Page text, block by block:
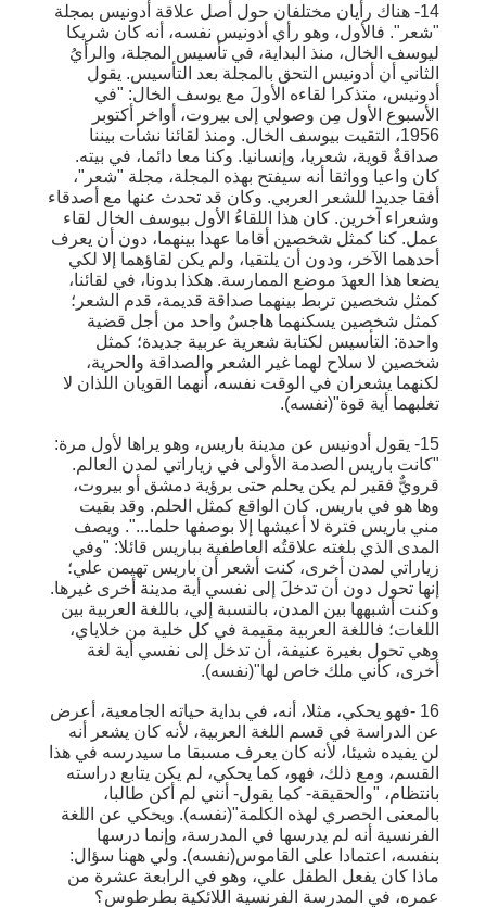
14- هناك رأيان مختلفان حول أصل علاقة أدونيس بمجلة
"شعر". فالأول، وهو رأي أدونيس نفسه، أنه كان شريكا
ليوسف الخال، منذ البداية، في تأسيس المجلة، والرأيُ
الثاني أن أدونيس التحق بالمجلة بعد التأسيس. يقول
أدونيس، متذكرا لقاءه الأولَ مع يوسف الخال: "في
الأسبوع الأول مِن وصولي إلى بيروت، أواخر أكتوبر
1956، التقيت بيوسف الخال. ومنذ لقائنا نشأت بيننا
صداقةٌ قوية، شعريا، وإنسانيا. وكنا معا دائما، في بيته.
كان واعيا وواثقا أنه سيفتح بهذه المجلة، مجلة "شعر"،
أفقا جديدا للشعر العربي. وكان قد تحدث عنها مع أصدقاء
وشعراء آخرين. كان هذا اللقاءُ الأول بيوسف الخال لقاء
عمل. كنا كمثل شخصين أقاما عهدا بينهما، دون أن يعرف
أحدهما الآخر، ودون أن يلتقيا، ولم يكن لقاؤهما إلا لكي
يضعا هذا العهدَ موضع الممارسة. هكذا بدونا، في لقائنا،
كمثل شخصين تربط بينهما صداقة قديمة، قدم الشعر؛
كمثل شخصين يسكنهما هاجسٌ واحد من أجل قضية
واحدة: التأسيس لكتابة شعرية عربية جديدة؛ كمثل
شخصين لا سلاح لهما غير الشعر والصداقة والحرية،
لكنهما يشعران في الوقت نفسه، أنهما القويان اللذان لا
تغلبهما أية قوة"(نفسه).
15- يقول أدونيس عن مدينة باريس، وهو يراها لأول مرة:
"كانت باريس الصدمة الأولى في زياراتي لمدن العالم.
قرويٌّ فقير لم يكن يحلم حتى برؤية دمشق أو بيروت،
وها هو في باريس. كان الواقع كمثل الحلم. وقد بقيت
مني باريس فترة لا أعيشها إلا بوصفها حلما...". ويصف
المدى الذي بلغته علاقتُه العاطفية بباريس قائلا: "وفي
زياراتي لمدن أخرى، كنت أشعر أن باريس تهيمن علي؛
إنها تحول دون أن تدخلَ إلى نفسي أية مدينة أخرى غيرها.
وكنت أشبهها بين المدن، بالنسبة إلي، باللغة العربية بين
اللغات؛ فاللغة العربية مقيمة في كل خلية من خلاياي،
وهي تحول بغيرة عنيفة، أن تدخل إلى نفسي أية لغة
أخرى، كأني ملك خاص لها"(نفسه).
16 -فهو يحكي، مثلا، أنه، في بداية حياته الجامعية، أعرض
عن الدراسة في قسم اللغة العربية، لأنه كان يشعر أنه
لن يفيده شيئا، لأنه كان يعرف مسبقا ما سيدرسه في هذا
القسم، ومع ذلك، فهو، كما يحكي، لم يكن يتابع دراسته
بانتظام، "والحقيقة- كما يقول- أنني لم أكن طالبا،
بالمعنى الحصري لهذه الكلمة"(نفسه). ويحكي عن اللغة
الفرنسية أنه لم يدرسها في المدرسة، وإنما درسها
بنفسه، اعتمادا على القاموس(نفسه). ولي ههنا سؤال:
ماذا كان يفعل الطفل علي، وهو في الرابعة عشرة من
عمره، في المدرسة الفرنسية اللائكية بطرطوس؟